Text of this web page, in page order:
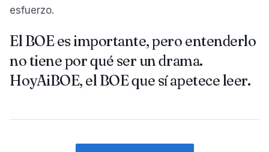
esfuerzo.
El BOE es importante, pero entenderlo
no tiene por qué ser un drama.
HoyAiBOE, el BOE que sí apetece leer.